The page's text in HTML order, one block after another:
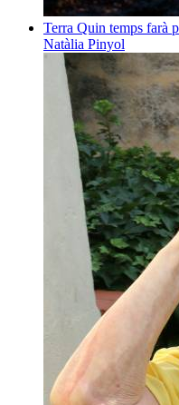
Terra Quin temps farà
Natàlia Pinyol